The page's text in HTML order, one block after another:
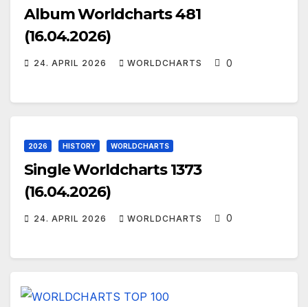
Album Worldcharts 481
(16.04.2026)
24. APRIL 2026 WORLDCHARTS 0
2026 HISTORY WORLDCHARTS
Single Worldcharts 1373
(16.04.2026)
24. APRIL 2026 WORLDCHARTS 0